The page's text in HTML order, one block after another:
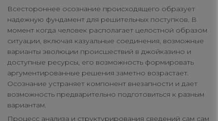
Всестороннее осознание происходящего образует
надежную фундамент для решительных поступков. В
момент когда человек располагает целостной образом
ситуации, включая казуальные соединения, возможные
варианты эволюции происшествий в джойказино и
доступные ресурсы, его возможность формировать
аргументированные решения заметно возрастает.
Осознание устраняет компонент внезапности и дает
возможность предварительно подготовиться к разным
вариантам.
Процесс анализа и структурирования сведений сам сам